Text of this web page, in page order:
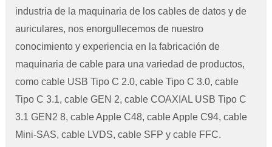
industria de la maquinaria de los cables de datos y de
auriculares, nos enorgullecemos de nuestro
conocimiento y experiencia en la fabricación de
maquinaria de cable para una variedad de productos,
como cable USB Tipo C 2.0, cable Tipo C 3.0, cable
Tipo C 3.1, cable GEN 2, cable COAXIAL USB Tipo C
3.1 GEN2 8, cable Apple C48, cable Apple C94, cable
Mini-SAS, cable LVDS, cable SFP y cable FFC.